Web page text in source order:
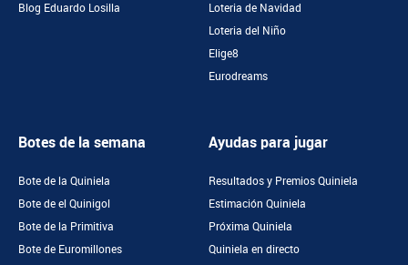
Blog Eduardo Losilla
Loteria de Navidad
Loteria del Niño
Elige8
Eurodreams
Botes de la semana
Bote de la Quiniela
Bote de el Quinigol
Bote de la Primitiva
Bote de Euromillones
Ayudas para jugar
Resultados y Premios Quiniela
Estimación Quiniela
Próxima Quiniela
Quiniela en directo